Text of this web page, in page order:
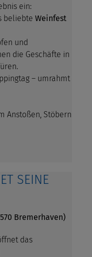
ein:
beliebte Weinfest
und
die Geschäfte in
– umrahmt
Anstoßen, Stöbern
SEINE
Bremerhaven)
das